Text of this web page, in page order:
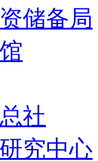
储备局
社
究中心